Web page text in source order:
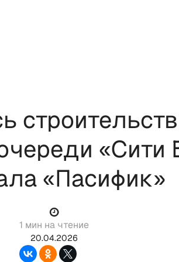
«Сити
«Пасифик»
1 мин на чтение
20.04.2026